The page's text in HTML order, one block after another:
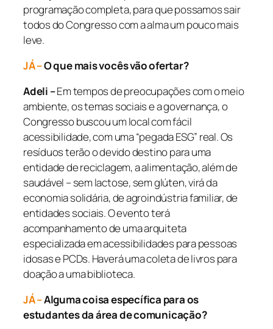
programação completa, para que possamos sair
todos do Congresso com a alma um pouco mais
leve.
JÁ –O que mais vocês vão ofertar?
Adeli –Em tempos de preocupações com o meio
ambiente, os temas sociais e a governança, o
Congresso buscou um local com fácil
acessibilidade, com uma “pegada ESG” real. Os
resíduos terão o devido destino para uma
entidade de reciclagem, a alimentação, além de
saudável – sem lactose, sem glúten, virá da
economia solidária, de agroindústria familiar, de
entidades sociais. O evento terá
acompanhamento de uma arquiteta
especializada em acessibilidades para pessoas
idosas e PCDs. Haverá uma coleta de livros para
doação a uma biblioteca.
JÁ –Alguma coisa específica para os
estudantes da área de comunicação?